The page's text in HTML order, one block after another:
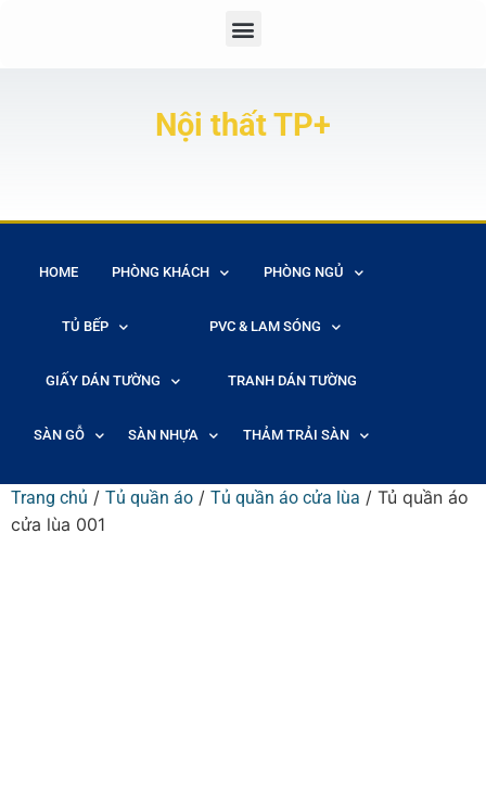
Nội thất TP+
HOME PHÒNG KHÁCH PHÒNG NGỦ
TỦ BẾP PVC & LAM SÓNG
GIẤY DÁN TƯỜNG TRANH DÁN TƯỜNG
SÀN GỖ SÀN NHỰA THẢM TRẢI SÀN
Trang chủ / Tủ quần áo / Tủ quần áo cửa lùa / Tủ quần áo
cửa lùa 001